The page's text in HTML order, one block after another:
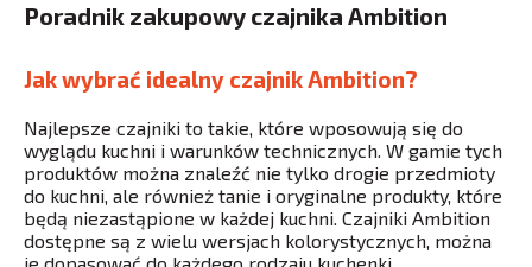
Poradnik zakupowy czajnika Ambition
Jak wybrać idealny czajnik Ambition?
Najlepsze czajniki to takie, które wposowują się do
wyglądu kuchni i warunków technicznych. W gamie tych
produktów można znaleźć nie tylko drogie przedmioty
do kuchni, ale również tanie i oryginalne produkty, które
będą niezastąpione w każdej kuchni. Czajniki Ambition
dostępne są z wielu wersjach kolorystycznych, można